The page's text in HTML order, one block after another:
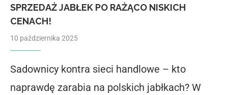
SPRZEDAŻ JABŁEK PO RAŻĄCO NISKICH
CENACH!
10 października 2025
Sadownicy kontra sieci handlowe – kto
naprawdę zarabia na polskich jabłkach? W